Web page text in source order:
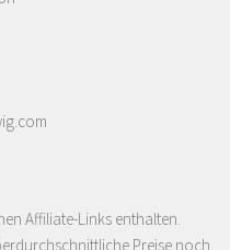
Affiliate-Links enthalten.
Preise noch